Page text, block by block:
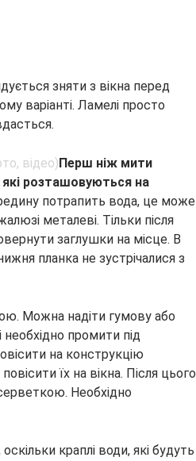
зняти з вікна перед
варіанті. Ламелі просто
Перш ніж мити
які розташовуються на
потрапить вода, це може
металеві. Тільки після
заглушки на місце. В
планка не зустрічалися з
Можна надіти гумову або
промити під
на конструкцію
їх на вікна. Після цього
Необхідно
краплі води, які будуть